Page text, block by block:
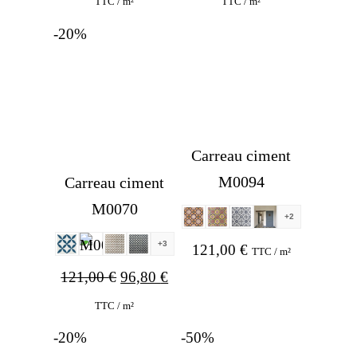
-20%
Carreau ciment
M0070
+3
121,00€ Original
price
96,80€Current
TTC / m²
Carreau ciment
M0094
+2
121,00 € TTC / m²
-20% -50%